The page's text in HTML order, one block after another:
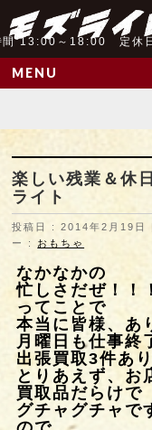
アンティーク玩具取扱歴25年
間 13:00～18:00 定休
MENU
楽しい残業＆休
ライト
投稿日 : 2014年2月19日
ー : おもちゃ
なかなかの
忙しさだぜ！！！
ってことで
本当に皆様、あ
月曜日も仕事終
出張買取3件あ
とりあえず、お
買取品だらけで
グチャグチャで